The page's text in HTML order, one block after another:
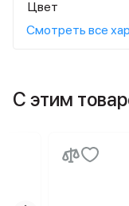
Цвет
Смотреть все
С этим